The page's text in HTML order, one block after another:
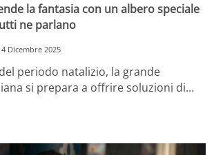
la fantasia con un albero speciale
ne parlano
4 Dicembre 2025
periodo natalizio, la grande
si prepara a offrire soluzioni di…